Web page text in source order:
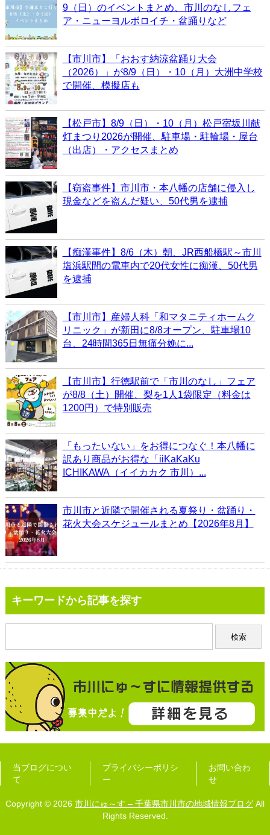
9（日）のイベントまとめ、市川のなしフェ
ア・ニューヨルボロイチ・盆踊りなど
【市川市】「おおす納涼盆踊り大会
（2026）」が8/9（日）・10（月）大洲中学校
で開催、模擬店も
【松戸市】8/9（日）・10（月）松戸宿坂川献
灯まつり2026が開催、駐車場・駐輪場・屋台
（出店）・アクセスまとめ
【窃盗事件】市川市・本八幡の店舗に侵入し
現金などを盗んだ疑い、50代男を逮捕
【痴漢事件】8/6（木）朝、JR西船橋駅～市川
塩浜駅間の電車内で20代女性に痴漢、50代男
を逮捕
【市川市】産婦人科「和マタニティホームク
リニック」が新田に8/8オープン、駐車場10
台、24時間365日無痛分娩に...
【市川市】行徳駅前で「市川のなし」フェア
が8/8（土）開催、梨を1人1袋限定（料金は
1200円）で特別販売
「もったいない」をお得につなぐ！本八幡に
訳あり商品がお得な「iiKaKaKu
ICHIKAWA（イイカカク 市川）...
市川市と近隣で開催される夏祭り・盆踊り・
花火大会スケジュールまとめ【2026年8月】
キーワードから記事を探す
当ブログについ
て
プライバシーポリシ
ー
お問い合わ
せ
Copyright © 2026 市川にゅ～す – 千葉県市川市の地域情報ブログ All
Rights Reserved.